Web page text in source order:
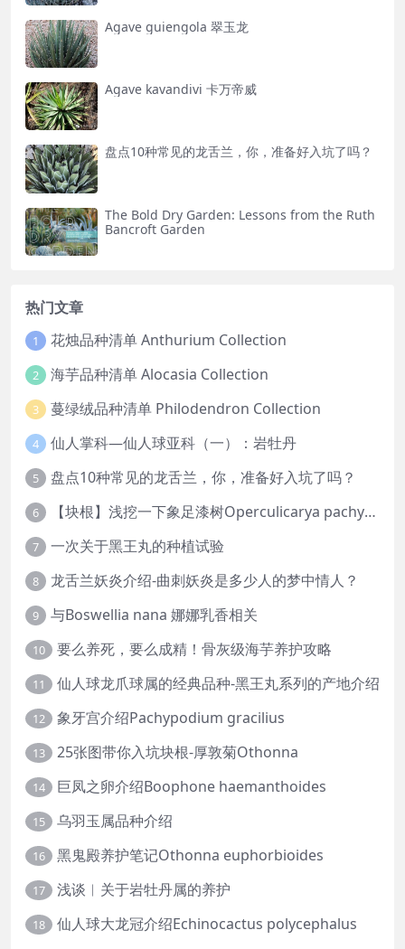
Agave guiengola 翠玉龙
Agave kavandivi 卡万帝威
盘点10种常见的龙舌兰，你，准备好入坑了吗？
The Bold Dry Garden: Lessons from the Ruth
Bancroft Garden
热门文章
1 花烛品种清单 Anthurium Collection
2 海芋品种清单 Alocasia Collection
3 蔓绿绒品种清单 Philodendron Collection
4 仙人掌科—仙人球亚科（一）：岩牡丹
5 盘点10种常见的龙舌兰，你，准备好入坑了吗？
6 【块根】浅挖一下象足漆树Operculicarya pachypus
7 一次关于黑王丸的种植试验
8 龙舌兰妖炎介绍-曲刺妖炎是多少人的梦中情人？
9 与Boswellia nana 娜娜乳香相关
10 要么养死，要么成精！骨灰级海芋养护攻略
11 仙人球龙爪球属的经典品种-黑王丸系列的产地介绍
12 象牙宫介绍Pachypodium gracilius
13 25张图带你入坑块根-厚敦菊Othonna
14 巨凤之卵介绍Boophone haemanthoides
15 乌羽玉属品种介绍
16 黑鬼殿养护笔记Othonna euphorbioides
17 浅谈︱关于岩牡丹属的养护
18
仙人球大龙冠介绍Echinocactus polycephalus